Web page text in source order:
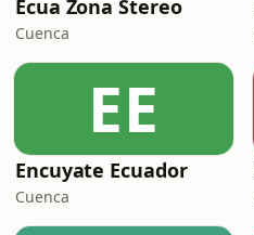
Ecua Zona Stereo
Cuenca
EE
Encuyate Ecuador
Cuenca